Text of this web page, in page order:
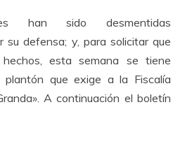
han sido desmentidas
su defensa; y, para solicitar que
esta semana se tiene
plantón que exige a la Fiscalía
A continuación el boletín